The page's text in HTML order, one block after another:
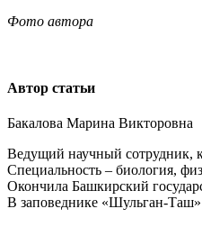
Фото автора
Автор статьи
Бакалова Марина Викторовна
Ведущий научный сотрудник,
Специальность – биология,
Окончила Башкирский
В заповеднике «Шульган-Таш»